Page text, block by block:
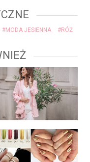
#MODA JESIENNA #RÓŻ